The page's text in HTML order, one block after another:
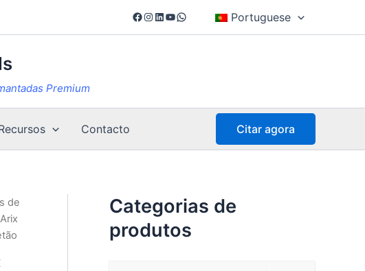
Facebook
Instagram
LinkedIn
YouTube
WhatsApp Portuguese
Premium
Contacto Citar agora
de
Categorias de
produtos